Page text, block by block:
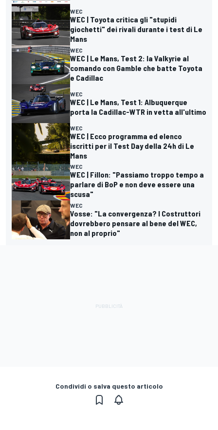
WEC
WEC | Toyota critica gli "stupidi
giochetti" dei rivali durante i test di Le
Mans
WEC
WEC | Le Mans, Test 2: la Valkyrie al
comando con Gamble che batte Toyota
e Cadillac
WEC
WEC | Le Mans, Test 1: Albuquerque
porta la Cadillac-WTR in vetta all'ultimo
WEC
WEC | Ecco programma ed elenco
iscritti per il Test Day della 24h di Le
Mans
WEC
WEC | Fillon: "Passiamo troppo tempo a
parlare di BoP e non deve essere una
scusa"
WEC
Vosse: "La convergenza? I Costruttori
dovrebbero pensare al bene del WEC,
non al proprio"
Condividi o salva questo articolo